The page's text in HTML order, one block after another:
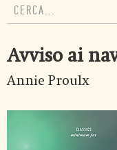
Avviso ai
Annie Proulx